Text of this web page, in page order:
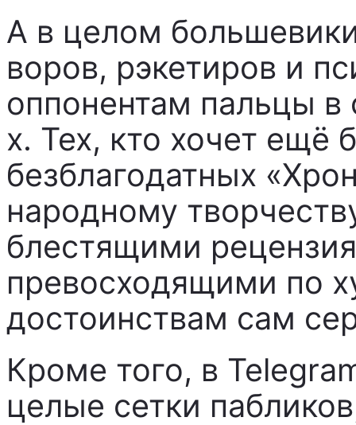
А в целом
воров, рэкетиров и
оппонентам пальцы в
х. Тех, кто хочет ещё
безблагодатных
народному
блестящими
превосходящими по
достоинствам сам
Кроме того, в
целые сетки